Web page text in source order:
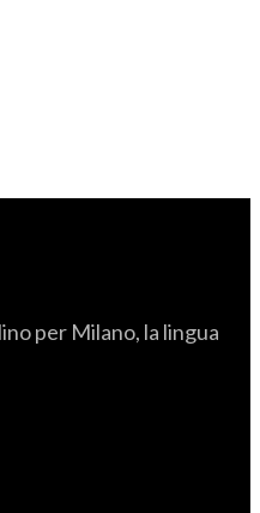
per Milano, la lingua